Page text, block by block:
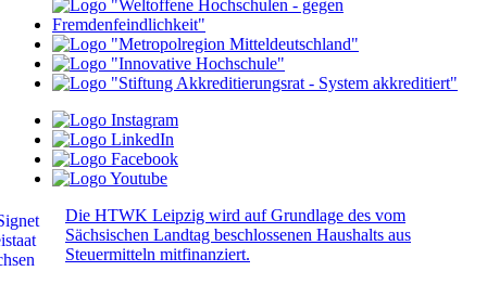
Die HTWK Leipzig wird auf Grundlage des vom
Sächsischen Landtag beschlossenen Haushalts aus
Steuermitteln mitfinanziert.